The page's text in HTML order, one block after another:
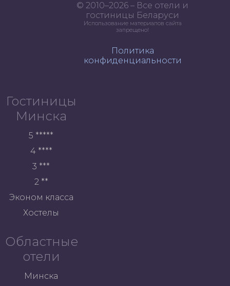
© 2010–2026 – Все отели и
гостиницы Беларуси
Использование материалов сайта
запрещено!
Политика
конфиденциальности
Гостиницы
Минска
5 *****
4 ****
3 ***
2 **
Эконом класса
Хостелы
Областные
отели
Минска